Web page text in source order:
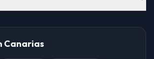
Canarias